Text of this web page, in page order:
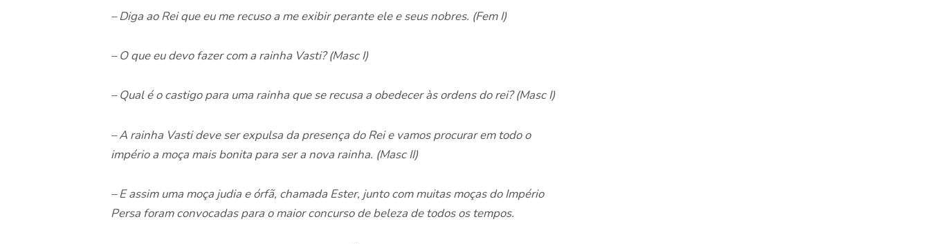
– Diga ao Rei que eu me recuso a me exibir perante ele e seus nobres. (Fem I)
– O que eu devo fazer com a rainha Vasti? (Masc I)
– Qual é o castigo para uma rainha que se recusa a obedecer às ordens do rei? (Masc I)
– A rainha Vasti deve ser expulsa da presença do Rei e vamos procurar em todo o
império a moça mais bonita para ser a nova rainha. (Masc II)
– E assim uma moça judia e órfã, chamada Ester, junto com muitas moças do Império
Persa foram convocadas para o maior concurso de beleza de todos os tempos.